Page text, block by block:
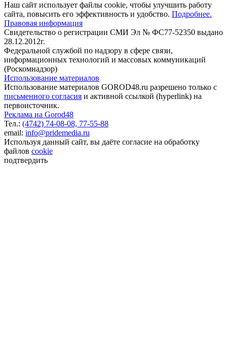
Наш сайт использует файлы cookie, чтобы улучшить работу
сайта, повысить его эффективность и удобство. Подробнее.
Правовая информация
Свидетельство о регистрации СМИ Эл № ФС77-52350 выдано
28.12.2012г.
Федеральной службой по надзору в сфере связи,
информационных технологий и массовых коммуникаций
(Роскомнадзор)
Использование материалов
Использование материалов GOROD48.ru разрешено только с
письменного согласия и активной ссылкой (hyperlink) на
первоисточник.
Реклама на Gorod48
Тел.: (4742) 74-08-08, 77-55-88
email: info@pridemedia.ru
Используя данный сайт, вы даёте согласие на обработку
файлов cookie
подтвердить